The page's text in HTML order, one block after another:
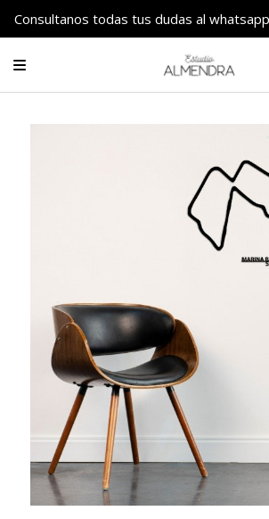
Consultanos todas tus dudas al whatsapp